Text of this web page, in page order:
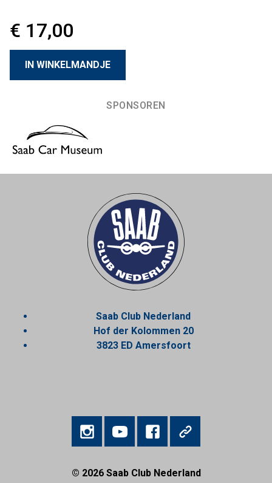
€ 17,00
SPONSOREN
Saab Club Nederland
Hof der Kolommen 20
3823 ED Amersfoort
© 2026Saab Club Nederland